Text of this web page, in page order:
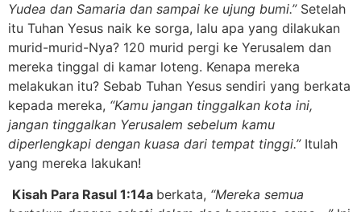
Yudea dan Samaria dan sampai ke ujung bumi.”Setelah
itu Tuhan Yesus naik ke sorga, lalu apa yang dilakukan
murid-murid-Nya? 120 murid pergi ke Yerusalem dan
mereka tinggal di kamar loteng. Kenapa mereka
melakukan itu? Sebab Tuhan Yesus sendiri yang berkata
kepada mereka, “Kamu jangan tinggalkan kota ini,
jangan tinggalkan Yerusalem sebelum kamu
diperlengkapi dengan kuasa dari tempat tinggi.”Itulah
yang mereka lakukan!
Kisah Para Rasul 1:14a berkata, “Mereka semua